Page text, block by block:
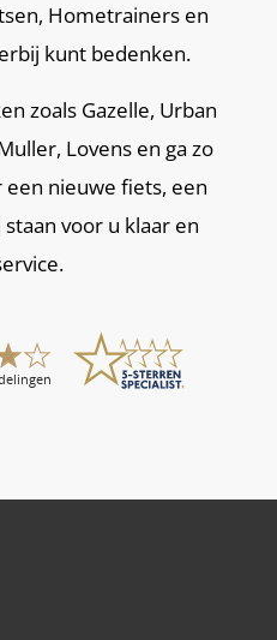
Hometrainers en
kunt bedenken.
zoals Gazelle, Urban
Lovens en ga zo
nieuwe fiets, een
voor u klaar en